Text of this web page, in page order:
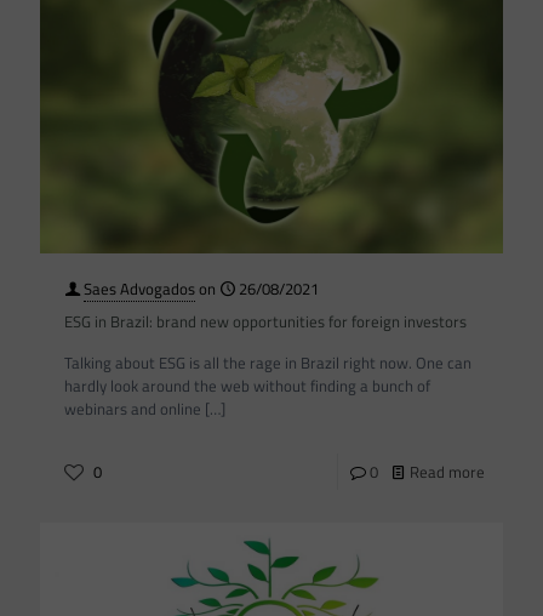
Saes Advogadoson
26/08/2021
ESG in Brazil: brand new opportunities for foreign investors
Talking about ESG is all the rage in Brazil right now. One can
hardly look around the web without finding a bunch of
webinars and online […]
0 0 Read more